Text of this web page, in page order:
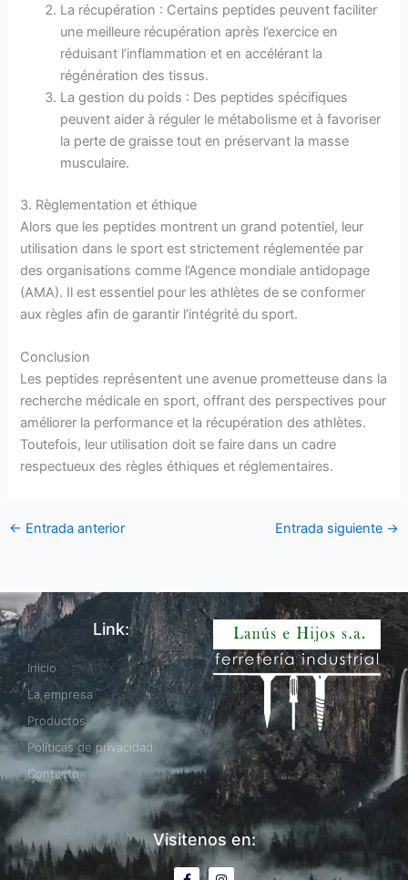
La récupération : Certains peptides peuvent faciliter
une meilleure récupération après l’exercice en
réduisant l’inflammation et en accélérant la
régénération des tissus.
La gestion du poids : Des peptides spécifiques
peuvent aider à réguler le métabolisme et à favoriser
la perte de graisse tout en préservant la masse
musculaire.
3. Règlementation et éthique
Alors que les peptides montrent un grand potentiel, leur
utilisation dans le sport est strictement réglementée par
des organisations comme l’Agence mondiale antidopage
(AMA). Il est essentiel pour les athlètes de se conformer
aux règles afin de garantir l’intégrité du sport.
Conclusion
Les peptides représentent une avenue prometteuse dans la
recherche médicale en sport, offrant des perspectives pour
améliorer la performance et la récupération des athlètes.
Toutefois, leur utilisation doit se faire dans un cadre
respectueux des règles éthiques et réglementaires.
← Entrada anterior Entrada siguiente →
Link:
Inicio
La empresa
Productos
Políticas de privacidad
Contacto
Visitenos en:
F
I